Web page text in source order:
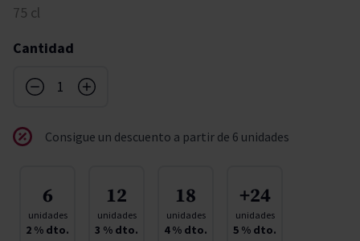
75 cl
Cantidad
Consigue un descuento a partir de 6 unidades
6
unidades
2 % dto.
12
unidades
3 % dto.
18
unidades
4% dto.
+24
unidades
5 % dto.